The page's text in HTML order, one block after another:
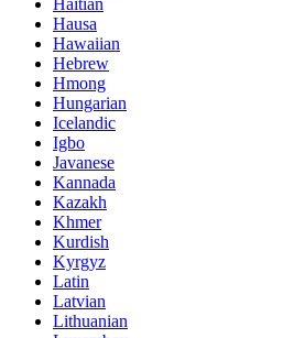
Hausa
Hawaiian
Hebrew
Hmong
Hungarian
Icelandic
Igbo
Javanese
Kannada
Kazakh
Khmer
Kurdish
Kyrgyz
Latin
Latvian
Lithuanian